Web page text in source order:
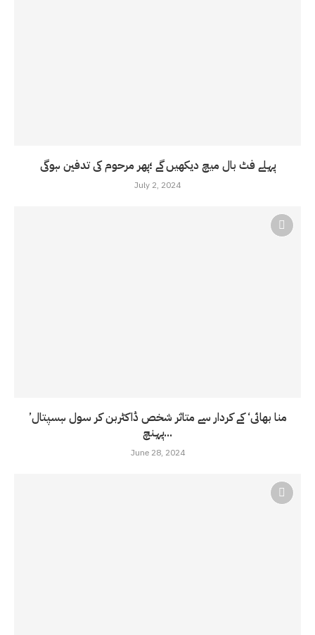
پہلے فٹ بال میچ دیکھیں گے ؛پھر مرحوم کی تدفین ہوگی
July 2, 2024
’منا بھائی‘ کے کردار سے متاثر شخص ڈاکٹربن کر سول ہسپتال
پہنچ...
June 28, 2024